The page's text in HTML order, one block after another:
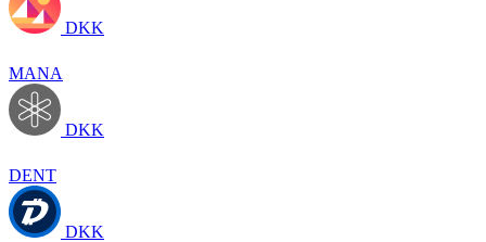
DKK
MANA
DKK
DENT
DKK